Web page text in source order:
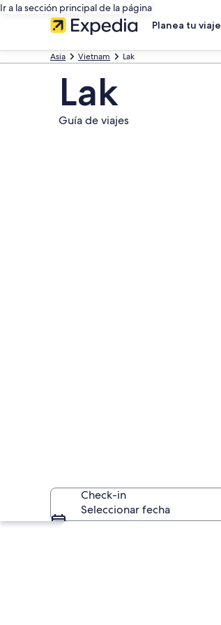
Ir a la sección principal de la página
Planea tu viaje
Asia Vietnam Lak
Lak
Guía de viajes
Check-in
Seleccionar fecha
Explorar mapa